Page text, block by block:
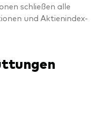
schließen alle
und Aktienindex-